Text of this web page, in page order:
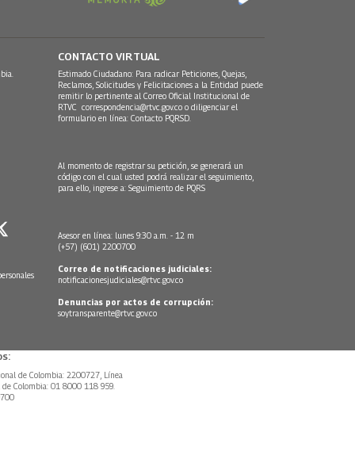
CONTACTO VIRTUAL
Estimado Ciudadano: Para radicar Peticiones, Quejas,
Reclamos, Solicitudes y Felicitaciones a la Entidad puede
remitir lo pertinente al Correo Oficial Institucional de
RTVC correspondencia@rtvc.gov.co o diligenciar el
formulario en línea: Contacto PQRSD.
Al momento de registrar su petición, se generará un
código con el cual usted podrá realizar el seguimiento,
para ello, ingrese a: Seguimiento de PQRS
Asesor en línea: lunes 9:30 a.m. - 12 m
(+57) (601) 2200700
Correo de notificaciones judiciales:
notificacionesjudiciales@rtvc.gov.co
Denuncias por actos de corrupción:
soytransparente@rtvc.gov.co
de Colombia: 2200727, Línea
Colombia: 01 8000 118 959.